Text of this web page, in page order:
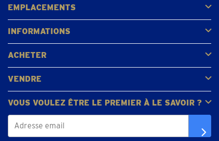
EMPLACEMENTS
Gerpinnes
Liège
Namur
Waterloo
Woluwe-Saint-Lambert
Voir tous les emplacements
INFORMATIONS
FAQ
Avis clients
ACHETER
Acheter de l'or
Acheter des pièces
Acheter de l'argent
VENDRE
Bijoux en or
Pièces d'or
Lingots d'or
VOUS VOULEZ ÊTRE LE PREMIER À LE SAVOIR ?